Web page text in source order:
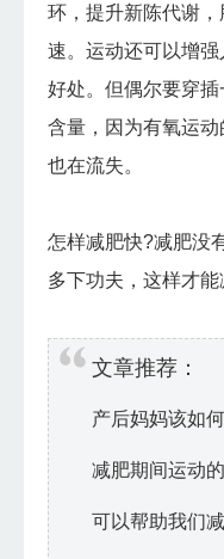
环，提升新陈代谢
速。运动还可以增
好处。但偶尔要穿
含量，因为有氧运
也在流失。
怎样减肥快?减肥没
多下功夫，这样才能
文章推荐：
产后妈妈该如
减肥期间运动
可以帮助我们